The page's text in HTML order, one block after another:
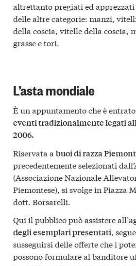
altrettanto pregiati ed
delle altre categorie: manzi,
della coscia, vitelle della coscia,
grasse e tori.
L’asta mondiale
È un appuntamento che è
eventi tradizionalmente legati
2006.
Riservata a buoi di razza
precedentemente selezionati
(Associazione Nazionale
Piemontese), si svolge in Piazza
dott. Borsarelli.
Qui il pubblico può assistere all’
degli esemplari presentati,
susseguirsi delle offerte che i
possono formulare al banditore